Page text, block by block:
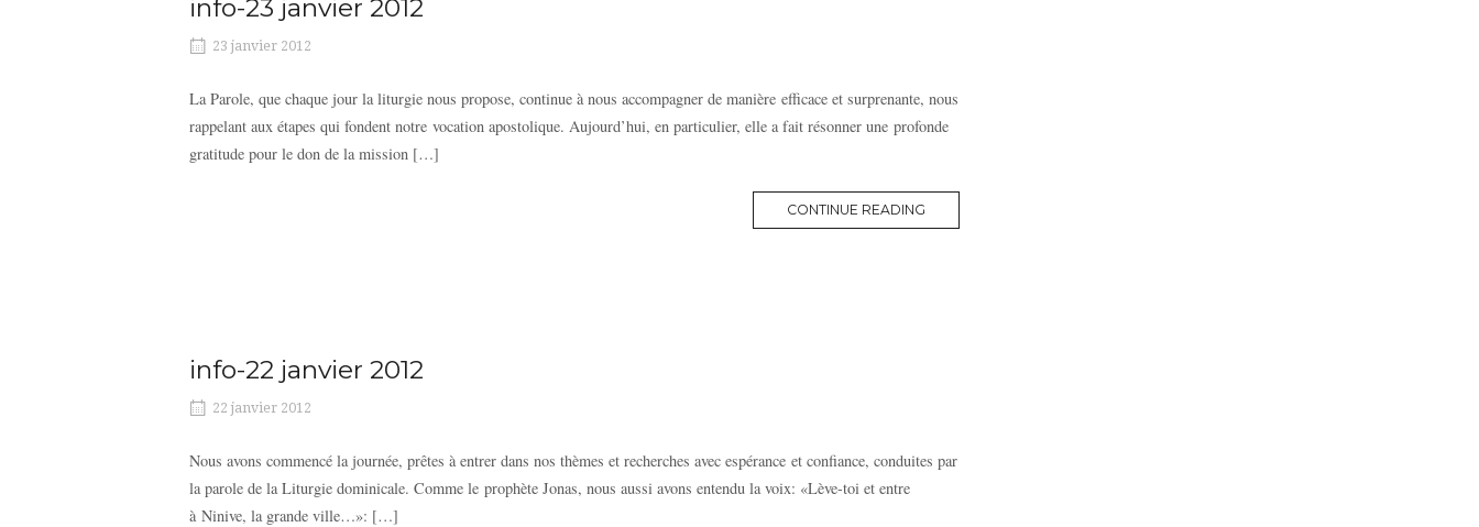
info-23 janvier 2012
23 janvier 2012
La Parole, que chaque jour la liturgie nous propose, continue à nous accompagner de manière efficace et surprenante, nous
rappelant aux étapes qui fondent notre vocation apostolique. Aujourd’hui, en particulier, elle a fait résonner une profonde
gratitude pour le don de la mission […]
CONTINUE READING
info-22 janvier 2012
22 janvier 2012
Nous avons commencé la journée, prêtes à entrer dans nos thèmes et recherches avec espérance et confiance, conduites par
la parole de la Liturgie dominicale. Comme le prophète Jonas, nous aussi avons entendu la voix: «Lève-toi et entre
à Ninive, la grande ville…»: […]